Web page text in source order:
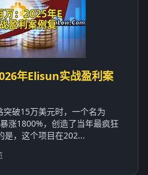
年Elisun实战盈利案
破15万美元时，一个名为
涨1800%，创造了当年最疯狂
是，这个项目在202...